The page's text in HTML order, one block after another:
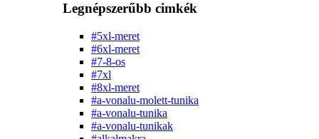
Legnépszerűbb cimkék
#5xl-meret
#6xl-meret
#7-8-os
#7xl
#8xl-meret
#a-vonalu-molett-tunika
#a-vonalu-tunika
#a-vonalu-tunikak